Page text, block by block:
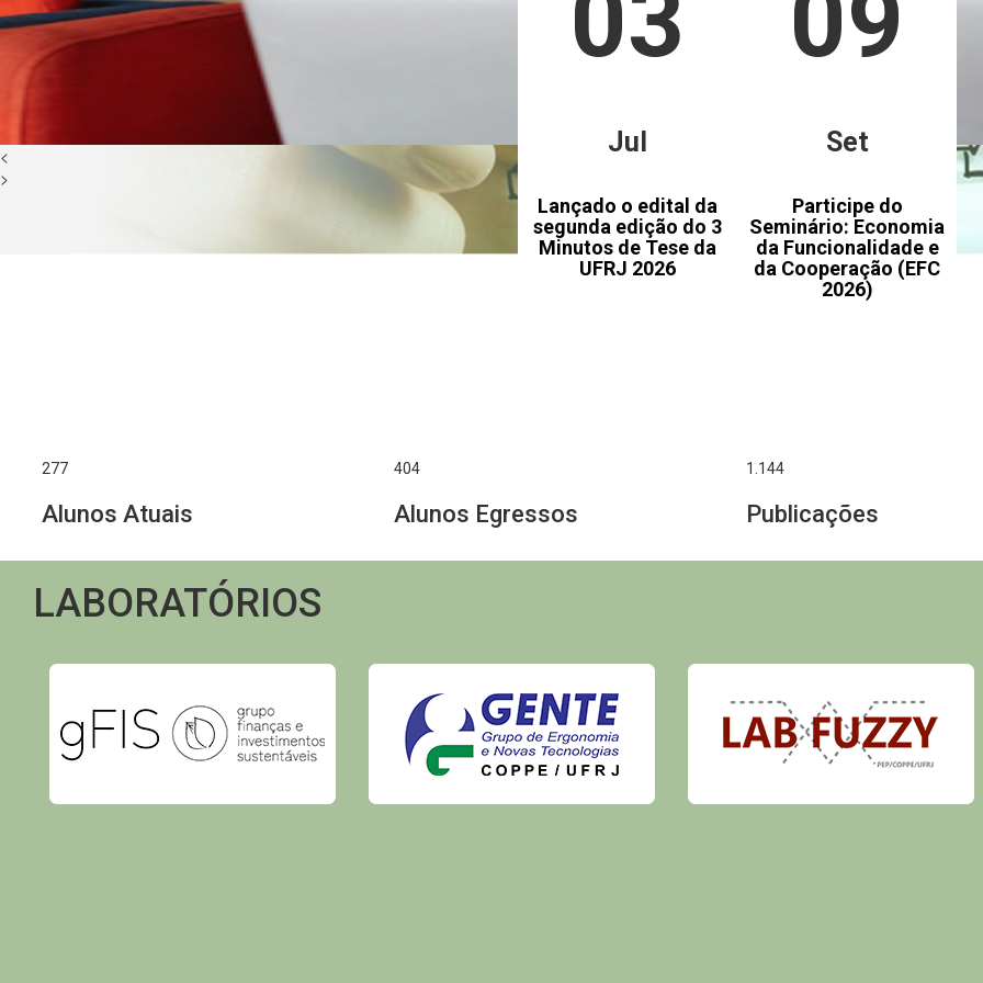
<
>
Jul
Lançado o edital da
segunda edição do 3
Minutos de Tese da
UFRJ 2026
Set
Participe do
Seminário: Economia
da Funcionalidade e
da Cooperação (EFC
2026)
277
Alunos Atuais
404
Alunos Egressos
1.392
Publicações
LABORATÓRIOS